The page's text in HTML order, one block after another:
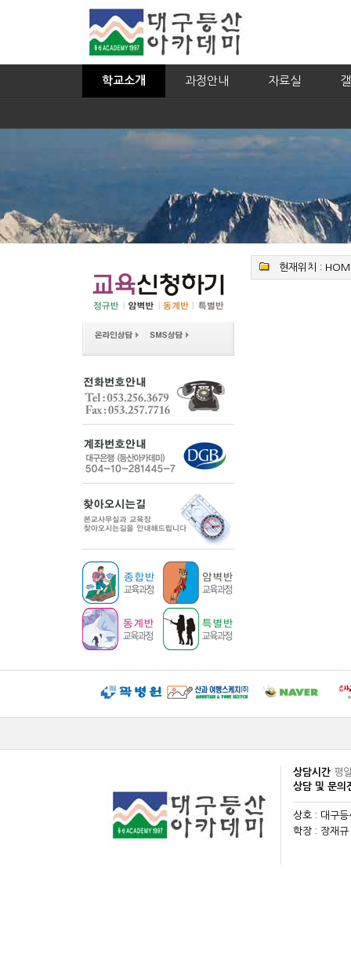
학교소개 과정안내 자료실
현재위치 :
상담시간 평
상담 및 문의
상호 : 대구등
학장 : 장재규